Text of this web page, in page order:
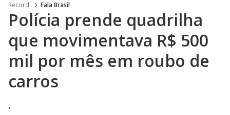
Record Fala Brasil
Polícia prende quadrilha
que movimentava R$ 500
mil por mês em roubo de
carros
.